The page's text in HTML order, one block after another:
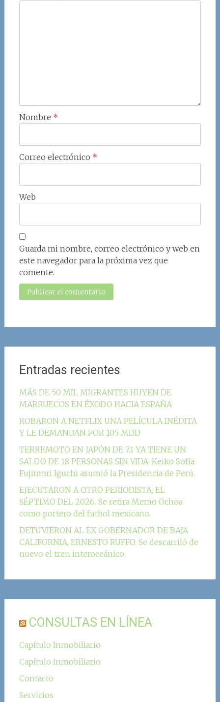
Nombre *
Correo electrónico *
Web
Guarda mi nombre, correo electrónico y web en
este navegador para la próxima vez que
comente.
Entradas recientes
MÁS DE 50 MIL MIGRANTES HUYEN DE
MARRUECOS EN ÉXODO HACIA ESPAÑA
ROBARON A NETFLIX UNA PELÍCULA INÉDITA
Y LE DEMANDAN POR 105 MDD
TERREMOTO EN JAPÓN DE 7.1 YA TIENE UN
SALDO DE 18 PERSONAS SIN VIDA. Keiko Sofía
Fujimori Iguchi asumió la Presidencia de Perú.
EJECUTARON A OTRO PERIODISTA, EL
SÉPTIMO DEL 2026. Se retira Memo Ochoa
como portero del futbol mexicano.
DETUVIERON AL EX GOBERNADOR DE BAJA
CALIFORNIA, ERNESTO RUFFO. Se descarriló de
nuevo el tren interoceánico.
CONSULTAS EN LÍNEA
Capítulo Inmobiliario
Capítulo Inmobiliario
Contacto
Servicios